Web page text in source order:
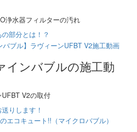
浄水器フィルターの汚れ
部分とは！？
インバブルの施工動
V2の取付
りします！